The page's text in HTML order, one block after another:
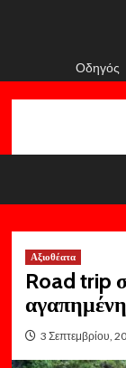
Οδηγός
Αξιοθέατα
Road trip
3 Σεπτεμβρίου,